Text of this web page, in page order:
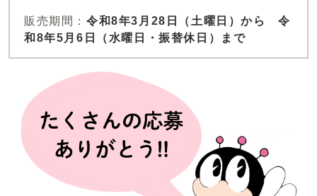
販売期間： 令和8年3月28日（土曜日）から 令
和8年5月6日（水曜日・振替休日）まで